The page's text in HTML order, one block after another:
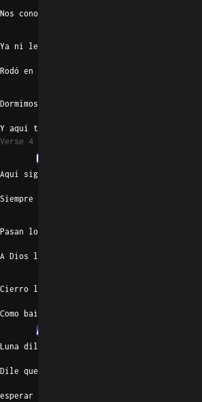
Nos conocimos mientras la rola suena
Ya ni les cuento, ya saben lo que pasó
Rodó en mi cama justo cuando el sol salió
Dormimos juntos me tenía bien loco
Y aquí termina la historia de este cuento
Verse 4
Em7
Aquí sigo    en el antro fumando un gallo
Siempre observando por si es que me la topo
Pasan los días  y no la he vuelto a mirar
A Dios le rezo pa' que la haga ya llegar
Cierro los ojos  y me acuerdo de su carita
Como bailaba, sonreía y de ese mirar
Am7
Luna dile    tu que ya la puedes mirar
Dile que vuelva y aquí la voy a
esperar